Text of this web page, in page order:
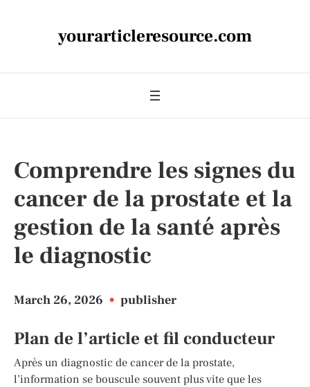
yourarticleresource.com
Comprendre les signes du
cancer de la prostate et la
gestion de la santé après
le diagnostic
March 26, 2026 • publisher
Plan de l’article et fil conducteur
Après un diagnostic de cancer de la prostate,
l’information se bouscule souvent plus vite que les